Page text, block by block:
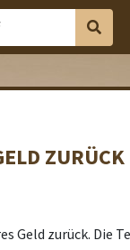
ZURÜCK
Geld zurück. Die